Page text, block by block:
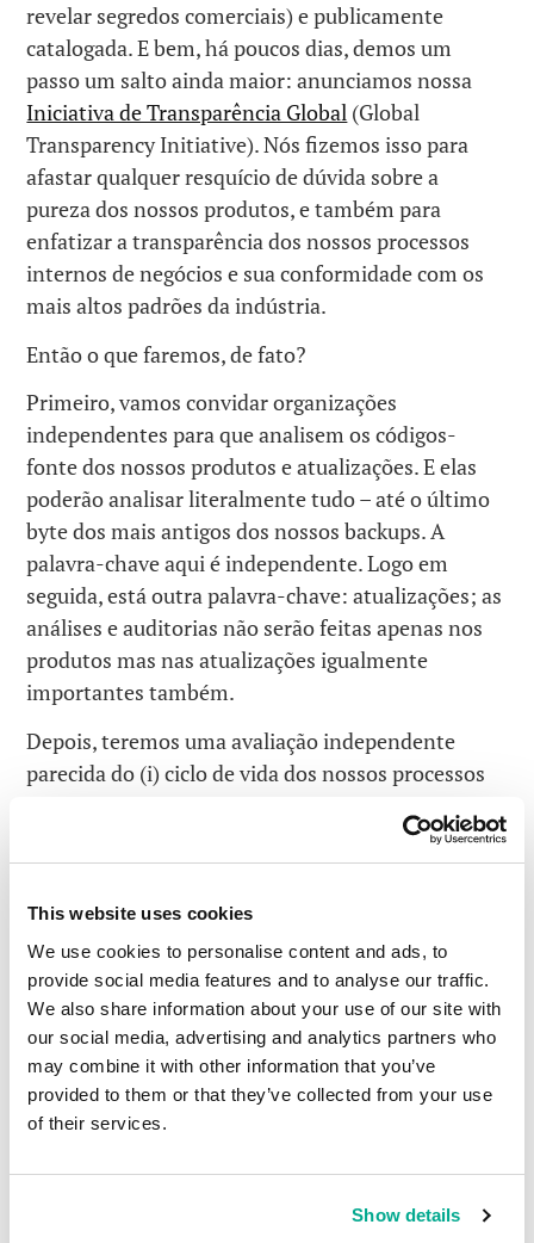
This website uses cookies
We use cookies to personalise content and ads, to
provide social media features and to analyse our traffic.
We also share information about your use of our site with
our social media, advertising and analytics partners who
may combine it with other information that you’ve
provided to them or that they’ve collected from your use
of their services.
Show details
revelar segredos comerciais) e publicamente
catalogada. E bem, há poucos dias, demos um
passo um salto ainda maior: anunciamos nossa
Iniciativa de Transparência Global (Global
Transparency Initiative). Nós fizemos isso para
afastar qualquer resquício de dúvida sobre a
pureza dos nossos produtos, e também para
enfatizar a transparência dos nossos processos
internos de negócios e sua conformidade com os
mais altos padrões da indústria.
Então o que faremos, de fato?
Primeiro, vamos convidar organizações
independentes para que analisem os códigos-
fonte dos nossos produtos e atualizações. E elas
poderão analisar literalmente tudo – até o último
byte dos mais antigos dos nossos backups. A
palavra-chave aqui é independente. Logo em
seguida, está outra palavra-chave: atualizações; as
análises e auditorias não serão feitas apenas nos
produtos mas nas atualizações igualmente
importantes também.
Depois, teremos uma avaliação independente
parecida do (i) ciclo de vida dos nossos processos
da nossa cadeia de fornecimento de estratégias
para atenuação de riscos que aplicamos ao
entregar nossos produtos para o usuário final.
Por fim, nós abriremos três Centros de
Transparência (Transparency Centers) – nos
Estados Unidos, Europa e Ásia – onde
consumidores, parceiros e representantes do
governo poderão coletar exaustivamente
informações sobre os nossos produtos e
avaliações.
E esse é apenas o começo. Temos vários outros